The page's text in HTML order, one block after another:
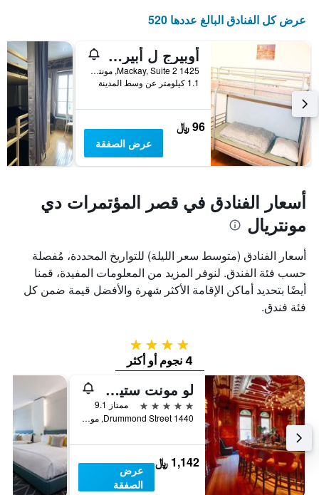
عرض كل الفنادق البالغ عددها 520
أوبيرج ل أبيرو - هوستل
1425 Mackay, Suite 2, مونترال, QC, كندا
1.1 كيلومتر عن وسط المدينة
96 ﷼
عرض الصفقة
أسعار الفنادق في قصر المؤتمرات دي
مونتريال
أسعار الفنادق (متوسط سعر الليلة) للتواريخ المحددة، مُفصلة
حسب فئة الفندق. لنوفر المزيد من المعلومات المفيدة، قمنا
أيضًا بتحديد أماكن الإقامة الأكثر شهرة والأفضل قيمة ضمن كل
فئة فندق.
4 نجوم
4 نجوم أو أكثر
لو مونت ستيفين
5 نجوم
ممتاز 9.1
1440 Drummond Street, مونترال, QC, كندا
1,142 ﷼
عرض
الصفقة